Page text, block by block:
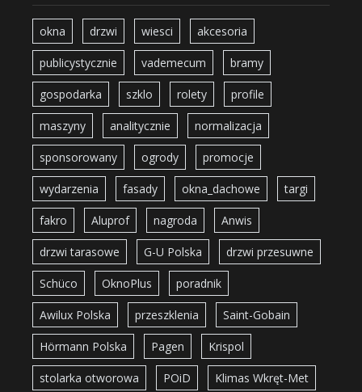
okna drzwi wiesci akcesoria
publicystycznie vademecum bramy
gospodarka szklo rolety profile
maszyny analitycznie normalizacja
sponsorowany ogrody promocje
wydarzenia fasady okna_dachowe targi
fakro Aluprof nagroda Anwis
drzwi tarasowe G-U Polska drzwi przesuwne
Schüco OknoPlus poradnik
Awilux Polska przeszklenia Saint-Gobain
Hörmann Polska Pagen Krispol
stolarka otworowa POiD Klimas Wkręt-Met